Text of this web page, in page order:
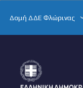
Δομή ΔΔΕ Φλώρινας